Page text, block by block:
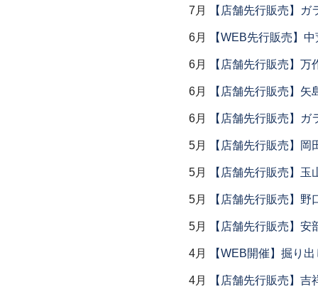
7月 【店舗先行販売】ガ
6月 【WEB先行販売】
6月 【店舗先行販売】万
6月 【店舗先行販売】
6月 【店舗先行販売】ガ
5月 【店舗先行販売】岡
5月 【店舗先行販売】
5月 【店舗先行販売】野
5月 【店舗先行販売】
4月 【WEB開催】掘り
4月 【店舗先行販売】吉